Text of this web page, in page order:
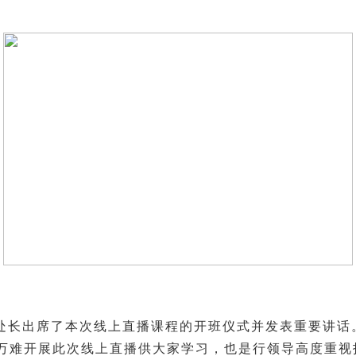
出席了本次线上直播课程的开班仪式并发表重要讲
难开展此次线上直播供大家学习，也是行领导高度重